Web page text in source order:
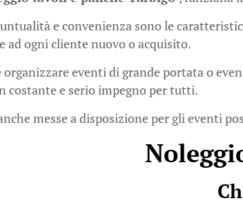
e convenienza sono le
ad ogni cliente nuovo o acquisito.
organizzare eventi di grande portata o
costante e serio impegno per tutti.
messe a disposizione per gli eventi